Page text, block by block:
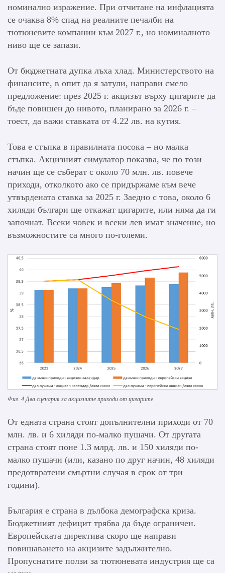
номинално изражение. При отчитане на инфлацията
се очаква 8% спад на реалните печалби на
тютюневите компании към 2027 г., но номиналното
ниво ще се запази.
От бюджетната дупка лъха хлад. Министерството на
финансите, в опит да я затули, направи смело
предложение: през 2025 г. акцизът върху цигарите да
бъде повишен до нивото, планирано за 2026 г. –
тоест, да важи ставката от 4.22 лв. на кутия.
Това е стъпка в правилната посока – но малка
стъпка. Акцизният симулатор показва, че по този
начин ще се съберат с около 70 млн. лв. повече
приходи, отколкото ако се придържаме към вече
утвърдената ставка за 2025 г. Заедно с това, около 6
хиляди българи ще откажат цигарите, или няма да ги
започнат. Всеки човек и всеки лев имат значение, но
възможностите са много по-големи.
Фиг. 4 Два сценария за акцизните приходи от цигарите
От едната страна стоят допълнителни приходи от 70
млн. лв. и 6 хиляди по-малко пушачи. От другата
страна стоят поне 1.3 млрд. лв. и 150 хиляди по-
малко пушачи (или, казано по друг начин, 48 хиляди
предотвратени смъртни случая в срок от три
години).
България е страна в дълбока демографска криза.
Бюджетният дефицит трябва да бъде ограничен.
Европейската директива скоро ще направи
повишаването на акцизите задължително.
Пропуснатите ползи за тютюневата индустрия ще са